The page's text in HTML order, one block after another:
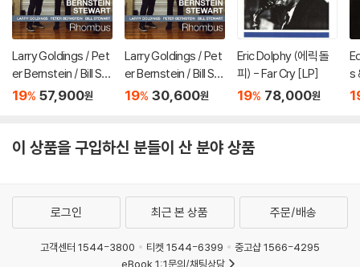
Larry Goldings / Pet
er Bernstein / Bill St
ewart (래리 골딩스 /
[LP]
19% 57,900원
Larry Goldings / Pet
er Bernstein / Bill St
ewart (래리 골딩스 /
19% 30,600원
Eric Dolphy (에릭 돌
피) - Far Cry [LP]
19% 78,000원
s
(
이 상품을 구입하신 분들이 산 분야 상품
로그인 최근 본 상품 주문/배송
고객센터 1544-3800 티켓 1544-6399
중고샵 1566-4295
eBook 1:1문의/채팅상담